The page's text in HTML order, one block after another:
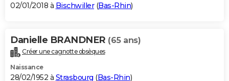
02/01/2018 à Bischwiller(Bas-Rhin)
Danielle BRANDNER (65 ans)
Créer une cagnotte obsèques
Naissance
28/02/1952 à Strasbourg (Bas-Rhin)